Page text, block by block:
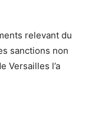
relevant du
sanctions non
Versailles l’a